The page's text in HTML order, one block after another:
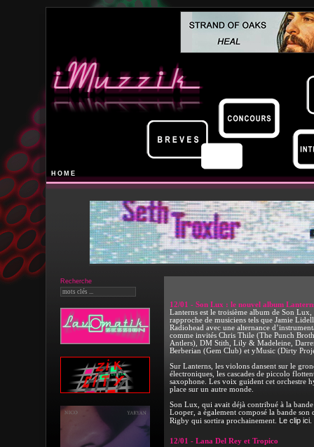
HOME
Recherche
12/01 - Son Lux : le nouvel album
Lanterns est le troisième album de Son
rapproche de musiciens tels que Jamie
Radiohead avec une alternance
comme invités Chris Thile (The Punch
Antlers), DM Stith, Lily & Madeleine,
Berberian (Gem Club) et yMusic (Dirty
Sur Lanterns, les violons dansent sur le
électroniques, les cascades de piccolo
saxophone. Les voix guident cet orchestre
place sur un autre monde.
Son Lux, qui avait déjà contribué à la
Looper, a également composé la bande
Rigby qui sortira prochainement.
Le clip ici.
12/01 - Lana Del Rey et Tropico